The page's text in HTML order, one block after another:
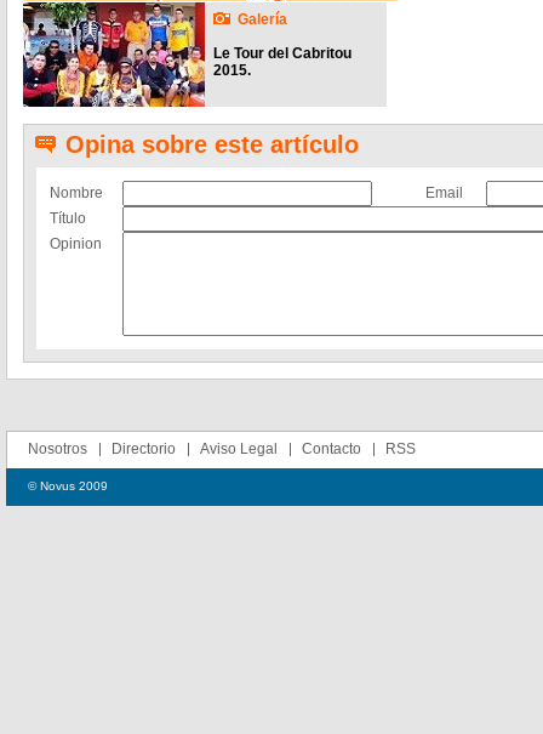
Galería
Le Tour del Cabritou
2015.
Opina sobre este artículo
Nombre
Email
Título
Opinion
Nosotros Directorio Aviso Legal Contacto RSS
© Novus 2009